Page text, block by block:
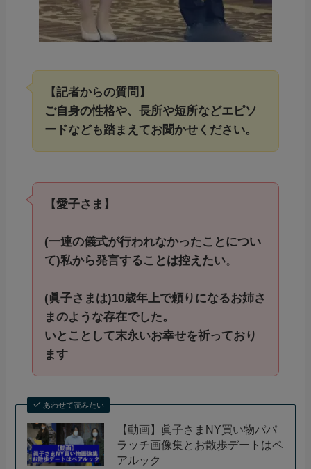
【記者からの質問】
ご自身の性格や、長所や短所などエピソ
ードなども踏まえてお聞かせください。
【愛子さま】
(一連の儀式が行われなかったことについ
て)私から発言することは控えたい。
(眞子さまは)10歳年上で頼りになるお姉さ
まのような存在でした。
いとことして末永いお幸せを祈っており
ます
あわせて読みたい
【動画】眞子さまNY買い物パパ
ラッチ画像集とお散歩デートはペ
アルック